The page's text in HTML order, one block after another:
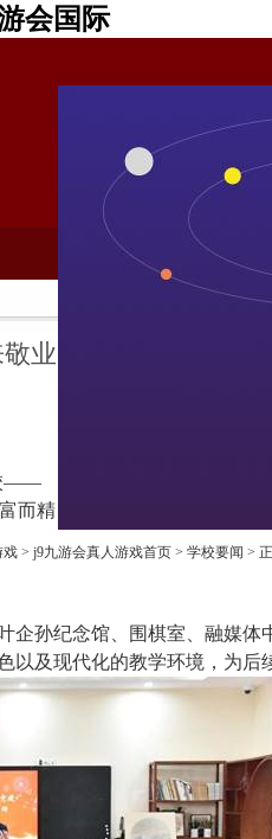
会国际
戏 > j9九游会真人游戏首页 > 学校要闻 >
业
——
而精
孙纪念馆、围棋室、融媒
及现代化的教学环境，为后